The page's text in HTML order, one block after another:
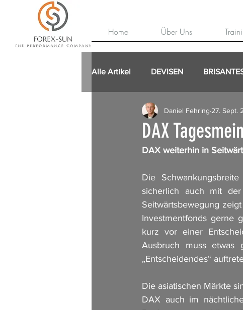
Home Über Uns
Alle Artikel DEVISEN
DAX
Daniel Fehring 27. Sept.
DAX weiterhin in
Die
sicherlich auch mit
Seitwärtsbewegung
Investmentfonds gerne
kurz vor einer
Ausbruch muss etwas
„Entscheidendes“
Die asiatischen Märkte
DAX auch im